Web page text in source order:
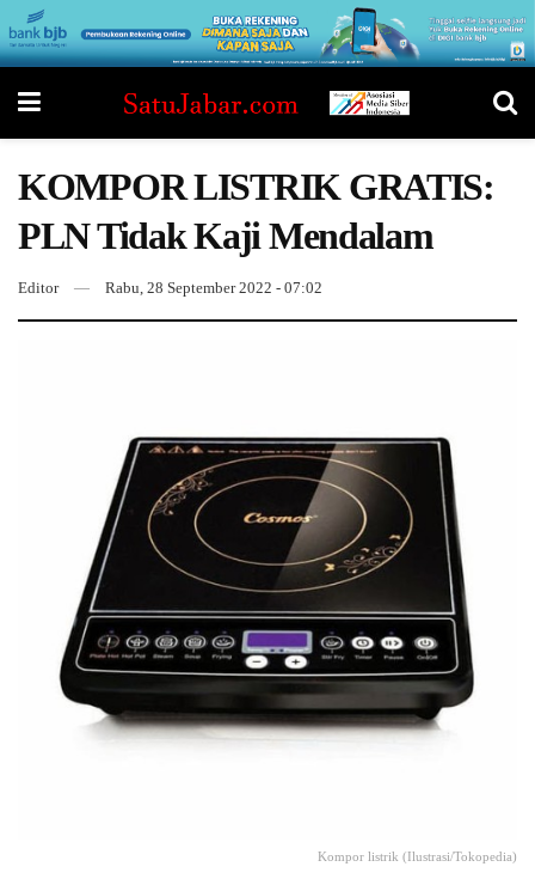
KOMPOR LISTRIK GRATIS:
PLN Tidak Kaji Mendalam
Editor Rabu, 28 September 2022 - 07:02
Kompor listrik (Ilustrasi/Tokopedia)